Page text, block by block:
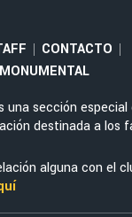
Meet
Bernal y